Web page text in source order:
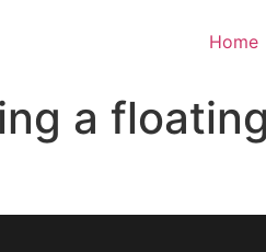
Home
a